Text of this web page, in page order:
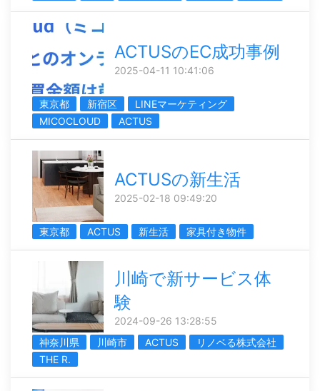
ACTUSのEC成功事例
2025-04-11 10:41:06
東京都 新宿区
LINEマーケティング
MICOCLOUD
ACTUS
ACTUSの新生活
2025-02-18 09:49:20
東京都 ACTUS 新生活 家具付き物件
川崎で新サービス体
験
2024-09-26 13:28:55
神奈川県
川崎市 ACTUS
リノベる株式会社
THE R.